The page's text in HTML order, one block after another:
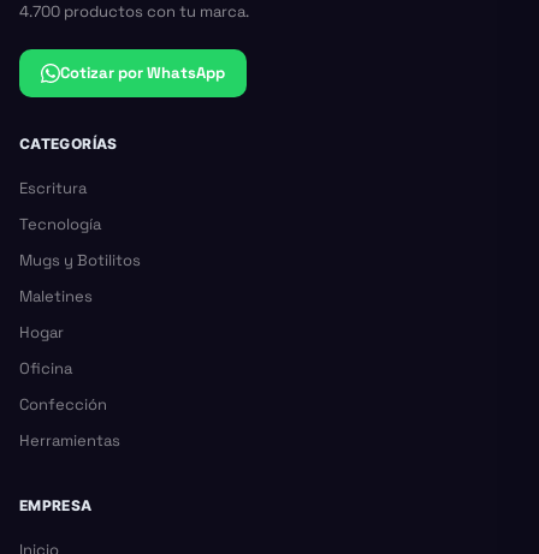
4.700 productos con tu marca.
Cotizar por WhatsApp
CATEGORÍAS
Escritura
Tecnología
Mugs y Botilitos
Maletines
Hogar
Oficina
Confección
Herramientas
EMPRESA
Inicio